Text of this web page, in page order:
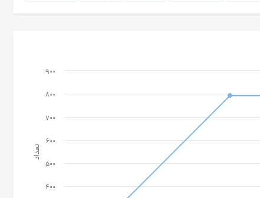
تعداد
400
500
600
700
800
900